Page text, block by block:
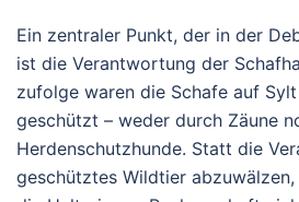
Ein zentraler Punkt, der in der
ist die Verantwortung der
zufolge waren die Schafe auf
geschützt – weder durch Zäune
Herdenschutzhunde. Statt die
geschütztes Wildtier